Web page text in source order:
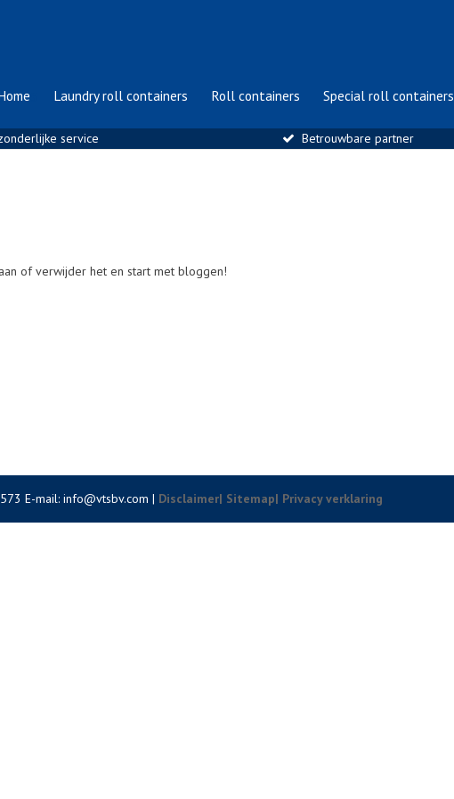
Laundry roll containers Roll containers Special roll containers
service Betrouwbare partner
of verwijder het en start met bloggen!
E-mail: info@vtsbv.com | Disclaimer| Sitemap| Privacy verklaring